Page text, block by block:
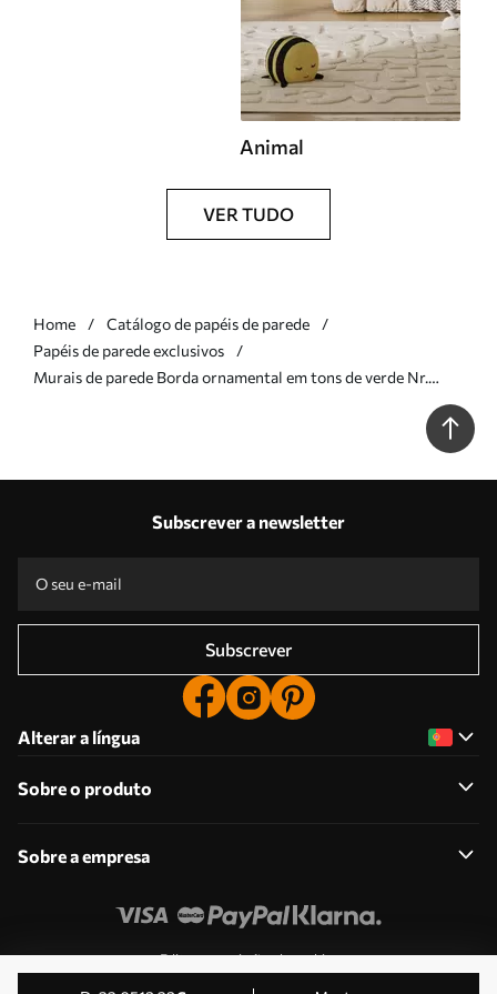
Animal
VER TUDO
Home
Catálogo de papéis de parede
Papéis de parede exclusivos
Murais de parede Borda ornamental em tons de verde Nr.
Subscrever a newsletter
Subscrever
Alterar a língua
Sobre o produto
Sobre a empresa
Edite as permissões de cookies
© 2011-2026 Uwalls . Todos os direitos reservados.